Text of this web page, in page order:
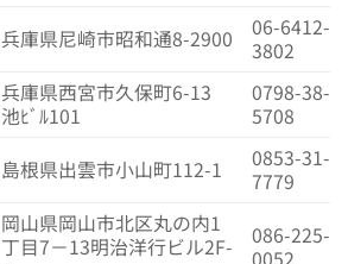
兵庫県尼崎市昭和通8-2900
06-6412-
3802
兵庫県西宮市久保町6-13
池ﾋﾞﾙ101
0798-38-
5708
島根県出雲市小山町112-1
0853-31-
7779
岡山県岡山市北区丸の内1
丁目7－13明治洋行ビル2F-
086-225-
0052